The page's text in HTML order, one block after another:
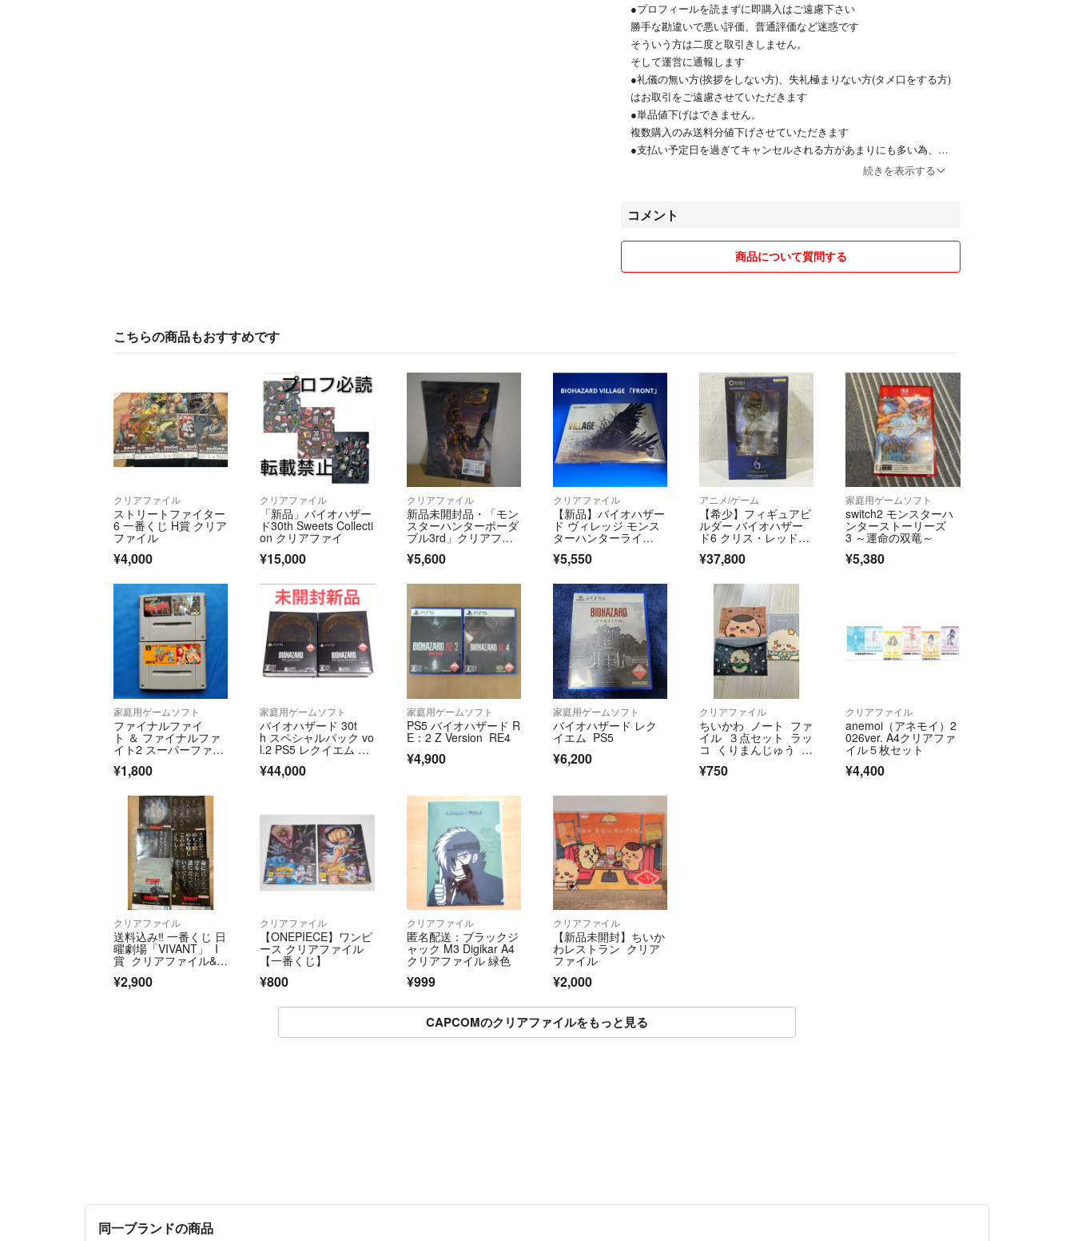
●プロフィールを読まずに即購入はご遠慮下さい
勝手な勘違いで悪い評価、普通評価など迷惑です
そういう方は二度と取引きしません。
そして運営に通報します
●礼儀の無い方(挨拶をしない方)、失礼極まりない方(タメ口をする方)
はお取引をご遠慮させていただきます
●単品値下げはできません。
複数購入のみ送料分値下げさせていただきます
●支払い予定日を過ぎてキャンセルされる方があまりにも多い為、支
逆の立場になったら分かると思いますが自分がされたらどうでしょう
か？
キャンセルは一切受け付けません
●コメントをして返事を無視する方はお取引きに不安がある為、申し
りしますが、そもそも当方が転載されている立場ですので正直かなり
迷惑です)
当方はラクマしかしていないので転載されているのを見かけたら教え
て頂けると助かります
「配送(発送)に関して」
●配送方法は主にかんたんラクマパックです
北海道エリアは商品到着まで1週間以上かかる事もございますので予
めご了承下さい。
かんたんラクマパックは補償がありますので、万が一配送途中で商品
が破損、紛失などございましたらご購入者様自ら運営もしくは配送業
者にお問い合わせ下さい
急かす方は悪い評価にさせていただきます
「梱包に関して」
●配送費削減の為、封筒や梱包材などの再利用をする場合がございま
すので予めご理解下さい
再利用にご不安がある方は先にコメントにてお申し付け下さい
別途料金で新品の封筒と梱包材をご準備させていただきます
「当方からの購入について」
●当方から購入する際は出品者様のプロフィールと商品説明文を必ず
読んでから購入させていただきます
コメントせず即購入させて頂く場合もございますので予めご了承下さ
コンビニ払い等は必ず期日以内にお支払いさせていただきます
続きを表示する
コメント
商品について質問する
こちらの商品もおすすめです
クリアファイル
ストリートファイター
6 一番くじ H賞 クリア
ファイル
¥4,000
クリアファイル
「新品」バイオハザー
ド30th Sweets Collecti
on クリアファイ
¥15,000
クリアファイル
新品未開封品・「モン
スターハンターポーダ
ブル3rd」クリアファ
¥5,600
クリアファイル
【新品】バイオハザー
ド ヴィレッジ モンス
ターハンターライ
ル
¥5,550
アニメ/ゲーム
【希少】フィギュアビ
ルダー バイオハザー
ド6 クリス・レッドフ
¥37,800
家庭用ゲームソフト
switch2 モンスターハ
ンターストーリーズ
3 ～運命の双竜～
¥5,380
家庭用ゲームソフト
ファイナルファイ
ト ＆ ファイナルファ
イト2 スーパーファミ
コン カプコン
¥1,800
家庭用ゲームソフト
バイオハザード 30t
h スペシャルパック vo
l.2 PS5 レクイエム Pla
yStation5 プレイステ
ーション5
¥44,000
家庭用ゲームソフト
PS5 バイオハザード R
E：2 Z Version RE4
¥4,900
家庭用ゲームソフト
バイオハザード レク
イエム PS5
¥6,200
クリアファイル
ちいかわ ノート ファ
イル ３点セット ラッ
コ くりまんじゅう 未
使用品
¥750
クリアファイル
anemoi（アネモイ）2
026ver. A4クリアファ
イル５枚セット
¥4,400
クリアファイル
送料込み‼️ 一番くじ 日
曜劇場「VIVANT」 I
賞 クリアファイル&ス
テッカー
¥2,900
クリアファイル
【ONEPIECE】ワンピ
ース クリアファイル
【一番くじ】
¥800
クリアファイル
匿名配送：ブラックジ
ャック M3 Digikar A4
クリアファイル 緑色
¥999
クリアファイル
【新品未開封】ちいか
わレストラン クリア
ファイル
¥2,000
CAPCOMのクリアファイルをもっと見る
同一ブランドの商品